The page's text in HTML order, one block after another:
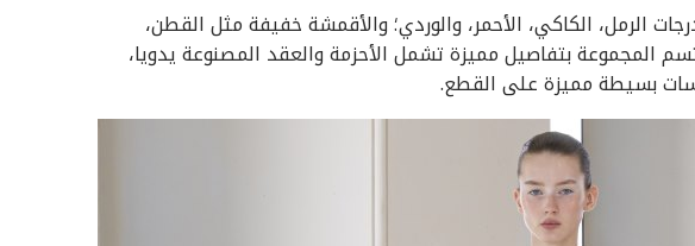
الرمل، الكاكي، الأحمر، والوردي؛ والأقمشة خفيفة مثل القطن،
المجموعة بتفاصيل مميزة تشمل الأحزمة والعقد المصنوعة يدويا،
بسيطة مميزة على القطع.